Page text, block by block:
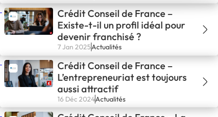
Crédit Conseil de France –
Existe-t-il un profil idéal pour
devenir franchisé ?
7 Jan 2025Actualités
Crédit Conseil de France –
L’entrepreneuriat est toujours
aussi attractif
16 Déc 2024Actualités